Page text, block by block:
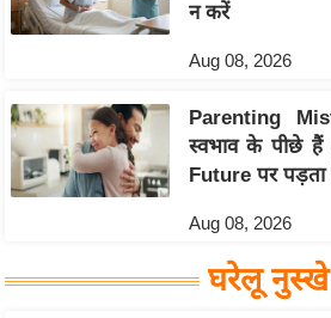
न करें
Aug 08, 2026
Parenting
स्वभाव के पीछे हैं
Future पर पड़ता
Aug 08, 2026
घरेलू नुस्खे